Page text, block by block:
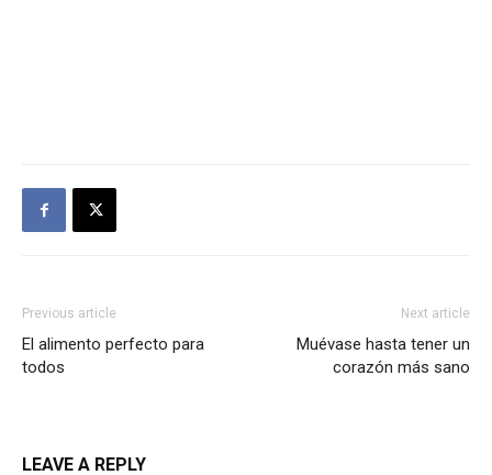
Previous article
El alimento perfecto para
todos
Next article
Muévase hasta tener un
corazón más sano
LEAVE A REPLY